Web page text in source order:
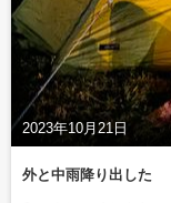
2023年10月21日
外と中雨降り出した